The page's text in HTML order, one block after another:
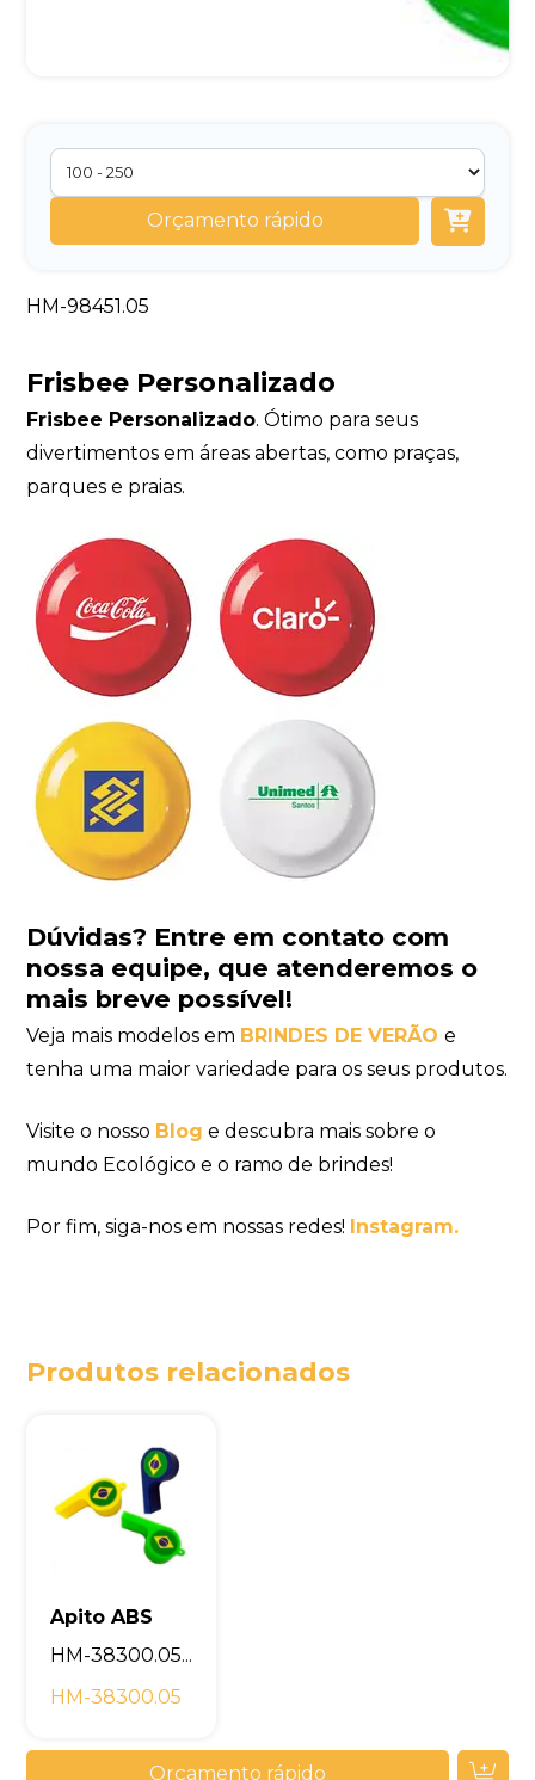
Orçamento rápido
HM-98451.05
Frisbee Personalizado
Frisbee Personalizado. Ótimo para seus
divertimentos em áreas abertas, como praças,
parques e praias.
Dúvidas? Entre em contato com
nossa equipe, que atenderemos o
mais breve possível!
Veja mais modelos em BRINDES DE VERÃO e
tenha uma maior variedade para os seus produtos.
Visite o nosso Blog e descubra mais sobre o
mundo Ecológico e o ramo de brindes!
Por fim, siga-nos em nossas redes! Instagram.
Produtos relacionados
Apito ABS
HM-38300.05...
HM-38300.05
Orçamento rápido